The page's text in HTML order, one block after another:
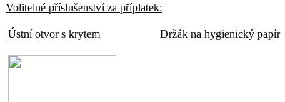
Volitelné příslušenství za příplatek:
Ústní otvor s krytem Držák na hygienický papír